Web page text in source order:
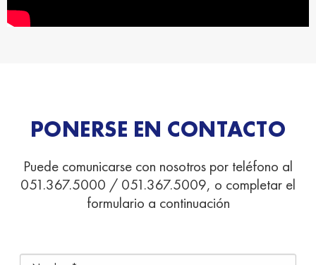
PONERSE EN CONTACTO
Puede comunicarse con nosotros por teléfono al
051.367.5000 / 051.367.5009, o completar el
formulario a continuación